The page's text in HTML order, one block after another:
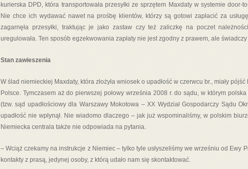
kurierska DPD, która transportowała przesyłki ze sprzętem Maxdaty w systemie door-
Nie chce ich wydawać nawet na prośbę klientów, którzy są gotowi zapłacić za
zagarnęła przesyłki, traktując je jako zastaw czy też zaliczkę na poczet
uregulowała. Ten sposób egzekwowania zapłaty nie jest zgodny z prawem, ale
Stan zawieszenia
W ślad niemieckiej Maxdaty, która złożyła wniosek o upadłość w czerwcu br., miały
Polsce. Tymczasem aż do pierwszej połowy września 2008 r. do sądu, w którym
(tzw. sąd upadłościowy dla Warszawy Mokotowa – XX Wydział Gospodarczy Sądu
upadłość nie wpłynął. Nie wiadomo dlaczego – jak już wspominaliśmy, w polskim
Niemiecka centrala także nie odpowiada na pytania.
– Wciąż czekamy na instrukcje z Niemiec – tylko tyle usłyszeliśmy we wrześniu od Ewy
kontakty z prasą, jedynej osoby, z którą udało nam się skontaktować.